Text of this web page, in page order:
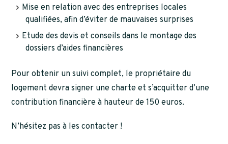
Mise en relation avec des entreprises locales
qualifiées, afin d’éviter de mauvaises surprises
Etude des devis et conseils dans le montage des
dossiers d’aides financières
Pour obtenir un suivi complet, le propriétaire du
logement devra signer une charte et s’acquitter d’une
contribution financière à hauteur de 150 euros.
N’hésitez pas à les contacter !